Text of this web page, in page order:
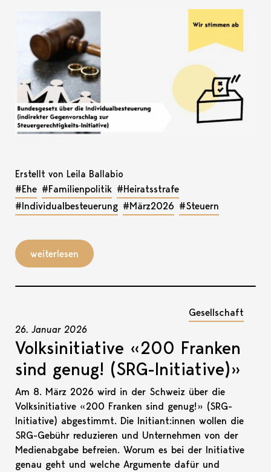
Erstellt von Leila Ballabio
#Ehe #Familienpolitik #Heiratsstrafe
#Individualbesteuerung #März2026 #Steuern
weiterlesen
Gesellschaft
26. Januar 2026
Volksinitiative «200 Franken
sind genug! (SRG-Initiative)»
Am 8. März 2026 wird in der Schweiz über die
Volksinitiative «200 Franken sind genug!» (SRG-
Initiative) abgestimmt. Die Initiant:innen wollen die
SRG-Gebühr reduzieren und Unternehmen von der
Medienabgabe befreien. Worum es bei der Initiative
genau geht und welche Argumente dafür und